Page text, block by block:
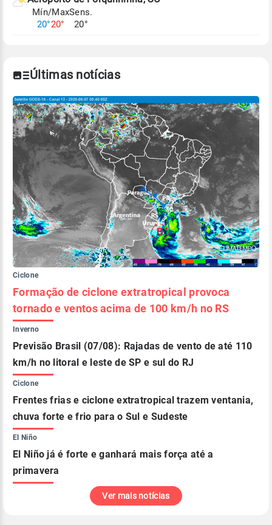
Mín/Max
20°20°
Sens.
20°
Últimas notícias
Ciclone
Formação de ciclone extratropical provoca
tornado e ventos acima de 100 km/h no RS
Inverno
Previsão Brasil (07/08): Rajadas de vento de até 110
km/h no litoral e leste de SP e sul do RJ
Ciclone
Frentes frias e ciclone extratropical trazem ventania,
chuva forte e frio para o Sul e Sudeste
El Niño
El Niño já é forte e ganhará mais força até a
primavera
Ver mais notícias